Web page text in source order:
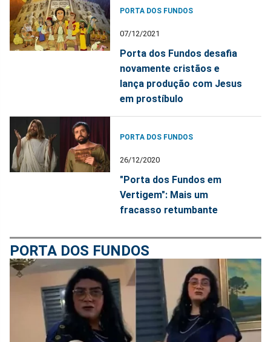
PORTA DOS FUNDOS
07/12/2021
Porta dos Fundos desafia
novamente cristãos e
lança produção com Jesus
em prostíbulo
PORTA DOS FUNDOS
26/12/2020
"Porta dos Fundos em
Vertigem": Mais um
fracasso retumbante
PORTA DOS FUNDOS